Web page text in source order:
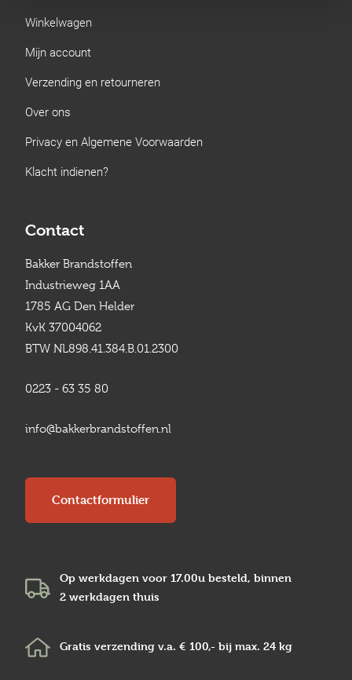
Winkelwagen
Mijn account
Verzending en retourneren
Over ons
Privacy en Algemene Voorwaarden
Klacht indienen?
Contact
Bakker Brandstoffen
Industrieweg 1AA
1785 AG Den Helder
KvK 37004062
BTW NL898.41.384.B.01.2300
0223 - 63 35 80
info@bakkerbrandstoffen.nl
Contactformulier
Op werkdagen voor 17.00u besteld, binnen
2 werkdagen thuis
Gratis verzending v.a. € 100,- bij max. 24 kg